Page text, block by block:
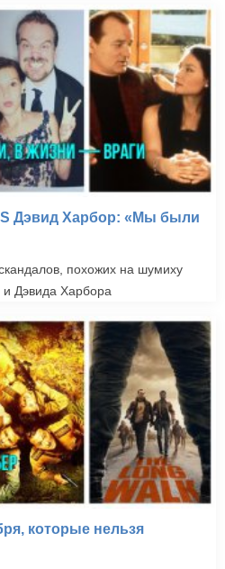
Дэвид Харбор: «Мы были
похожих на шумиху
Дэвида Харбора
которые нельзя